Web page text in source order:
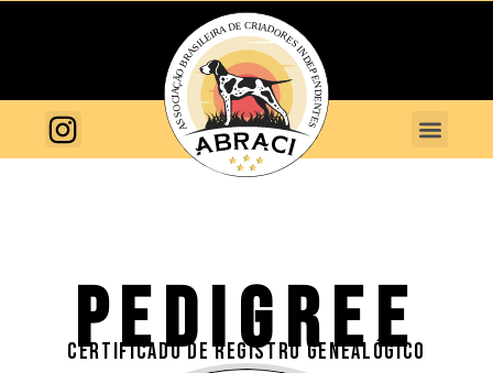
PEDIGREE
CERTIFICADO DE REGISTRO GENEALÓGICO